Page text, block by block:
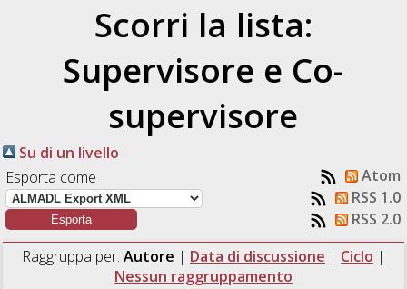
Scorri la lista:
Supervisore e Co-
supervisore
Su di un livello
Esporta come
Atom
RSS 1.0
RSS 2.0
Raggruppa per: Autore | Data di discussione | Ciclo |
Nessun raggruppamento